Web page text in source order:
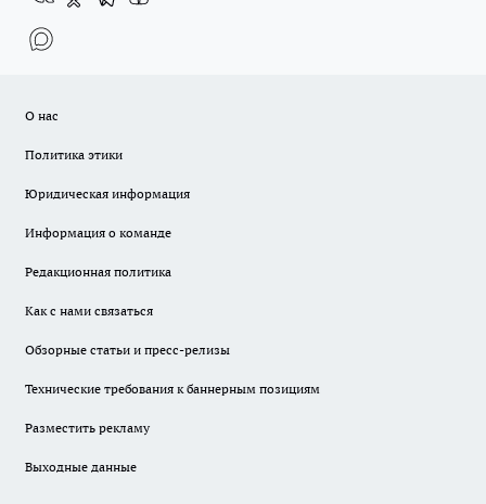
О нас
Политика этики
Юридическая информация
Информация о команде
Редакционная политика
Как с нами связаться
Обзорные статьи и пресс-релизы
Технические требования к баннерным позициям
Разместить рекламу
Выходные данные